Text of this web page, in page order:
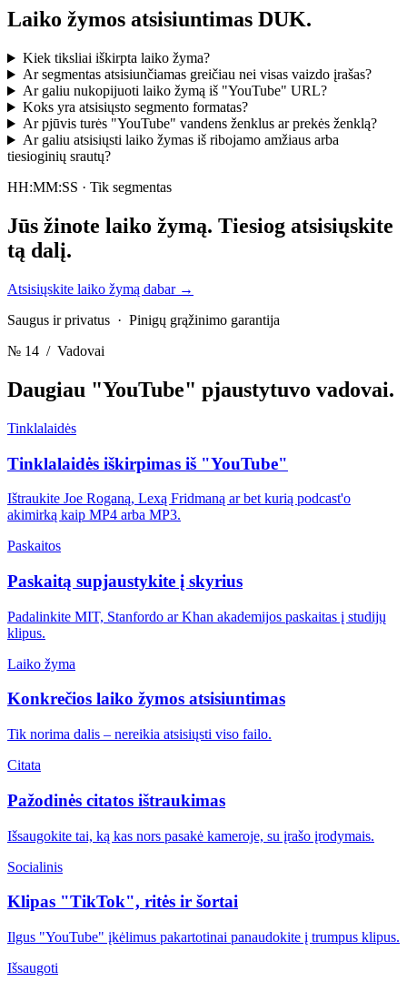
Laiko žymos atsisiuntimas DUK.
Kiek tiksliai iškirpta laiko žyma?
Ar segmentas atsisiunčiamas greičiau nei visas vaizdo įrašas?
Ar galiu nukopijuoti laiko žymą iš "YouTube" URL?
Koks yra atsisiųsto segmento formatas?
Ar pjūvis turės "YouTube" vandens ženklus ar prekės ženklą?
Ar galiu atsisiųsti laiko žymas iš ribojamo amžiaus arba
tiesioginių srautų?
HH:MM:SS · Tik segmentas
Jūs žinote laiko žymą. Tiesiog atsisiųskite
tą dalį.
Atsisiųskite laiko žymą dabar →
Saugus ir privatus · Pinigų grąžinimo garantija
№ 14 / Vadovai
Daugiau "YouTube" pjaustytuvo vadovai.
Tinklalaidės
Tinklalaidės iškirpimas iš "YouTube"
Ištraukite Joe Roganą, Lexą Fridmaną ar bet kurią podcast'o
akimirką kaip MP4 arba MP3.
Paskaitos
Paskaitą supjaustykite į skyrius
Padalinkite MIT, Stanfordo ar Khan akademijos paskaitas į studijų
klipus.
Laiko žyma
Konkrečios laiko žymos atsisiuntimas
Tik norima dalis – nereikia atsisiųsti viso failo.
Citata
Pažodinės citatos ištraukimas
Išsaugokite tai, ką kas nors pasakė kameroje, su įrašo įrodymais.
Socialinis
Klipas "TikTok", ritės ir šortai
Ilgus "YouTube" įkėlimus pakartotinai panaudokite į trumpus klipus.
Išsaugoti